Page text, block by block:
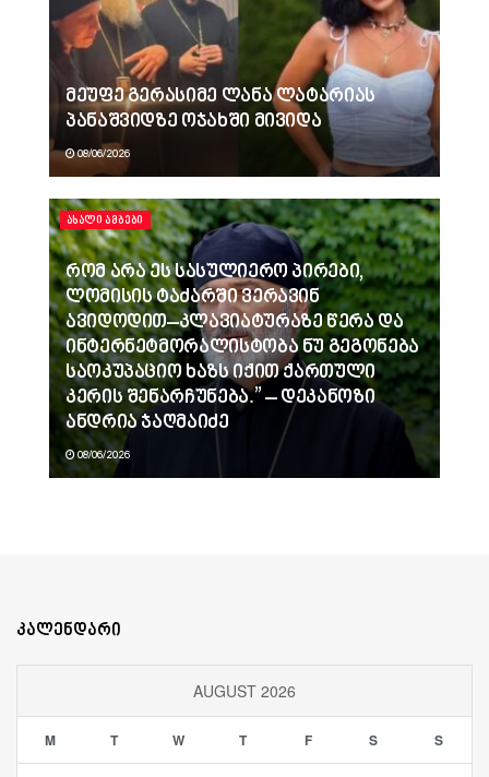
მეუფე გერასიმე ლანა ლატარიას
პანაშვიდზე ოჯახში მივიდა
08/06/2026
ᲐᲮᲐᲚᲘ ᲐᲛᲑᲔᲑᲘ
რომ არა ეს სასულიერო პირები,
ლომისის ტაძარში ვერავინ
ავიდოდით–კლავიატურაზე წერა და
ინტერნეტმორალისტობა ნუ გეგონება
საოკუპაციო ხაზს იქით ქართული
კერის შენარჩუნება.” – დეკანოზი
ანდრია ჯაღმაიძე
08/06/2026
კალენდარი
AUGUST 2026
M T W T F S S